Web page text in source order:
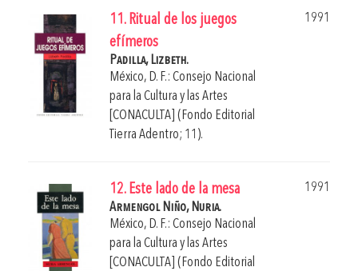
11. Ritual de los juegos
efímeros
1991
Padilla, Lizbeth.
México, D. F.: Consejo Nacional
para la Cultura y las Artes
[CONACULTA] (Fondo Editorial
Tierra Adentro; 11).
12. Este lado de la mesa
1991
Armengol Niño, Nuria.
México, D. F.: Consejo Nacional
para la Cultura y las Artes
[CONACULTA] (Fondo Editorial